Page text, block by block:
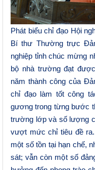
Phát biểu chỉ đạo Hội
Bí thư Thường trực
nghiệp tỉnh chúc mừng
bộ nhà trường đạt
năm thành công của
chỉ đạo làm tốt công
gương trong từng bước
trường lớp và số lượng
vượt mức chỉ tiêu đề
một số tồn tại hạn chế,
sát; vẫn còn một số